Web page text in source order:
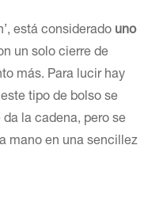
está considerado uno
un solo cierre de
más. Para lucir hay
tipo de bolso se
la cadena, pero se
mano en una sencillez